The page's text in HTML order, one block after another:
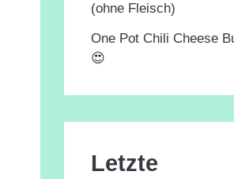
(ohne Fleisch)
One Pot Chili Cheese
😍
Letzte